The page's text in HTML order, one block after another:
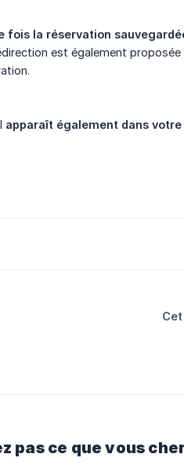
fois la réservation
est également
apparaît également dans
pas ce que vous